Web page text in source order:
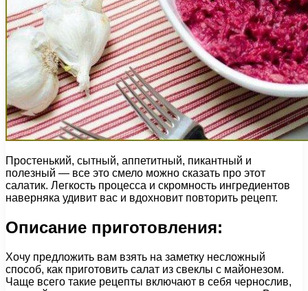
Простенький, сытный, аппетитный, пикантный и
полезный — все это смело можно сказать про этот
салатик. Легкость процесса и скромность ингредиентов
наверняка удивит вас и вдохновит повторить рецепт.
Описание приготовления:
Хочу предложить вам взять на заметку несложный
способ, как приготовить салат из свеклы с майонезом.
Чаще всего такие рецепты включают в себя чернослив,